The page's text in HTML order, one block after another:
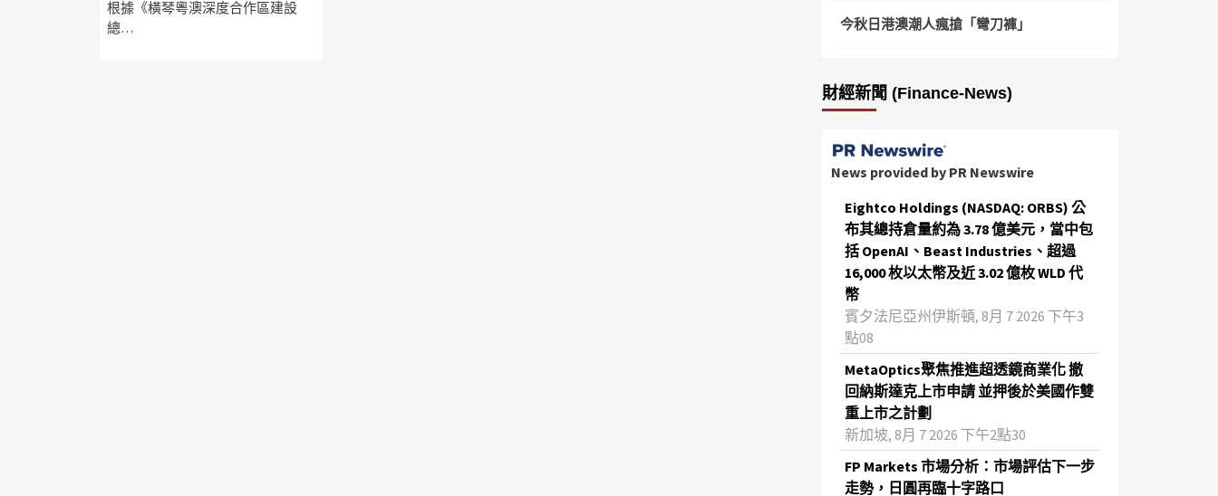
根據《橫琴粵澳深度合作區建設
總…
今秋日港澳潮人瘋搶「彎刀褲」
財經新聞 (Finance-News)
News provided by PR Newswire
Eightco Holdings (NASDAQ: ORBS) 公
布其總持倉量約為 3.78 億美元，當中包
括 OpenAI、Beast Industries、超過
16,000 枚以太幣及近 3.02 億枚 WLD 代
幣
賓夕法尼亞州伊斯頓, 8月 7 2026 下午3
點08
MetaOptics聚焦推進超透鏡商業化 撤
回納斯達克上市申請 並押後於美國作雙
重上市之計劃
新加坡, 8月 7 2026 下午2點30
FP Markets 市場分析：市場評估下一步
走勢，日圓再臨十字路口